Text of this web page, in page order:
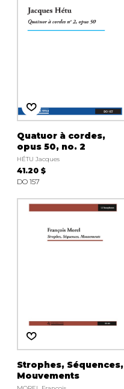
Quatuor à cordes,
opus 50, no. 2
HÉTU Jacques
41.20 $
DO 157
Strophes, Séquences,
Mouvements